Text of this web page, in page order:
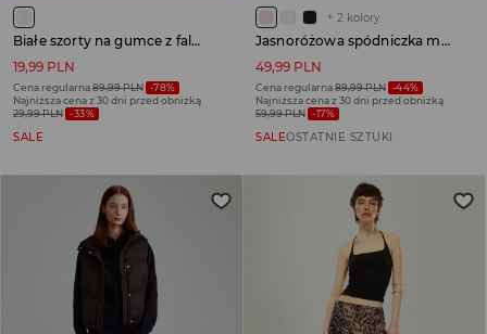
Białe szorty na gumce z falbanką
19,99 PLN
Cena regularna89,99 PLN -78%
Najniższa cena z 30 dni przed obniżką
29,99 PLN -33%
SALE
+ 2 kolory
Jasnoróżowa spódniczka mini ULTRAFLEX z wszytymi spodenkami
49,99 PLN
Cena regularna89,99 PLN -44%
Najniższa cena z 30 dni przed obniżką
59,99 PLN -17%
SALEOSTATNIE SZTUKI